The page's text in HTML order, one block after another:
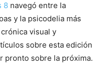
8 navegó entre la
y la psicodelia más
visual y
sobre esta edición
pronto sobre la próxima.